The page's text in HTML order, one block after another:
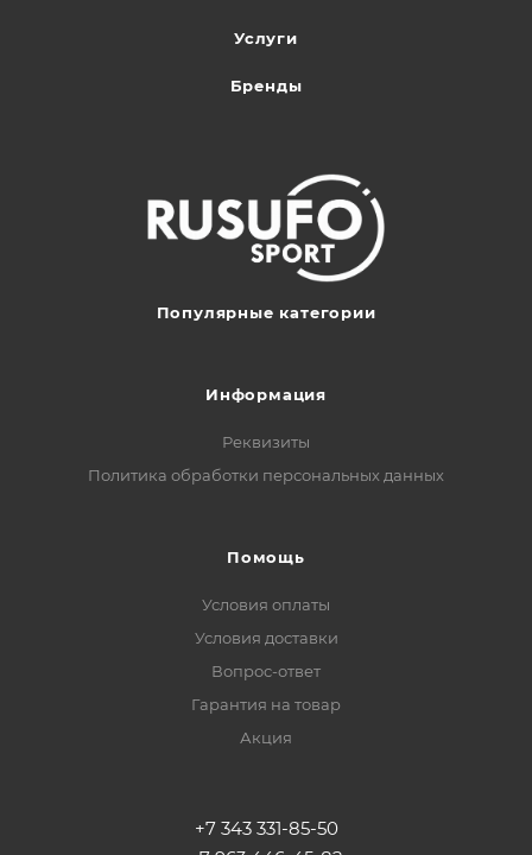
Услуги
Бренды
Популярные категории
Информация
Реквизиты
Политика обработки персональных данных
Помощь
Условия оплаты
Условия доставки
Вопрос-ответ
Гарантия на товар
Акция
+7 343 331-85-50